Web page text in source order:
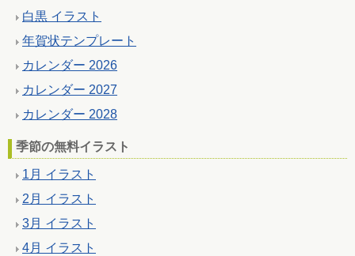
白黒 イラスト
年賀状テンプレート
カレンダー 2026
カレンダー 2027
カレンダー 2028
季節の無料イラスト
1月 イラスト
2月 イラスト
3月 イラスト
4月 イラスト